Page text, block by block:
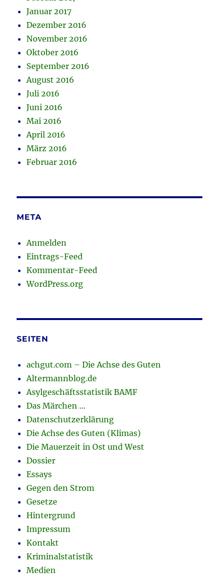
Januar 2017
Dezember 2016
November 2016
Oktober 2016
September 2016
August 2016
Juli 2016
Juni 2016
Mai 2016
April 2016
März 2016
Februar 2016
META
Anmelden
Eintrags-Feed
Kommentar-Feed
WordPress.org
SEITEN
achgut.com – Die Achse des Guten
Altermannblog.de
Asylgeschäftsstatistik BAMF
Das Märchen …
Datenschutzerklärung
Die Achse des Guten (Klimas)
Die Mauerzeit in Ost und West
Dossier
Essays
Gegen den Strom
Gesetze
Hintergrund
Impressum
Kontakt
Kriminalstatistik
Medien